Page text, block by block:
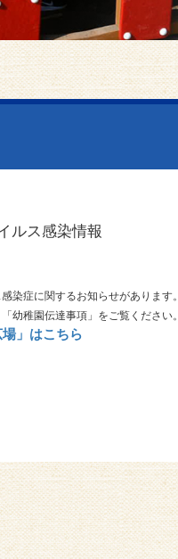
ルス感染情報
染症に関するお知らせがあります。
幼稚園伝達事項」をご覧ください。
」はこちら